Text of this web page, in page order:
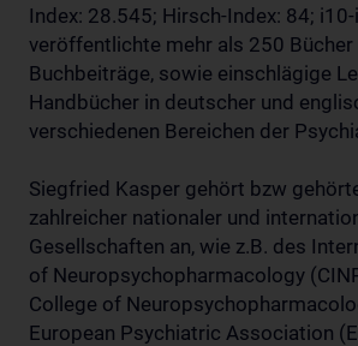
Index: 28.545; Hirsch-Index: 84;
veröffentlichte mehr als 250 Bücher
Buchbeiträge, sowie einschlägige
Handbücher in deutscher und
verschiedenen Bereichen der
Siegfried Kasper gehört bzw
zahlreicher nationaler und
Gesellschaften an, wie z.B. des
of Neuropsychopharmacology
College of
European Psychiatric Association